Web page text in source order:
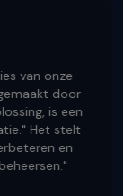
van onze
door
is een
Het stelt
en